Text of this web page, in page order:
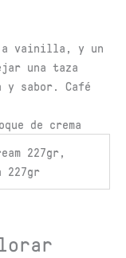
a vainilla, y un
una taza
y sabor. Café
de crema
227gr,
227gr